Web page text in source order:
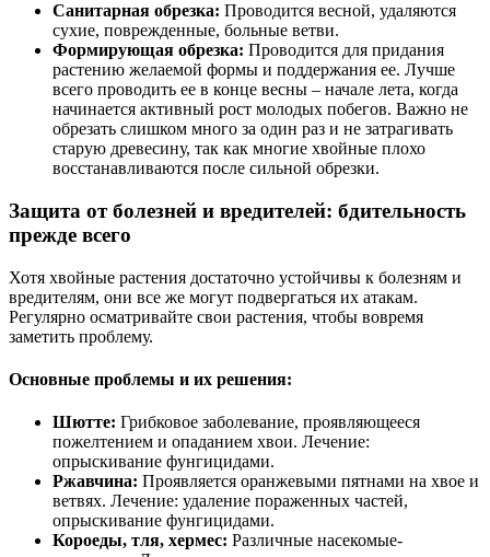
Санитарная обрезка: Проводится весной, удаляются
сухие, поврежденные, больные ветви.
Формирующая обрезка: Проводится для придания
растению желаемой формы и поддержания ее. Лучше
всего проводить ее в конце весны – начале лета, когда
начинается активный рост молодых побегов. Важно не
обрезать слишком много за один раз и не затрагивать
старую древесину, так как многие хвойные плохо
восстанавливаются после сильной обрезки.
Защита от болезней и вредителей: бдительность
прежде всего
Хотя хвойные растения достаточно устойчивы к болезням и
вредителям, они все же могут подвергаться их атакам.
Регулярно осматривайте свои растения, чтобы вовремя
заметить проблему.
Основные проблемы и их решения:
Шютте: Грибковое заболевание, проявляющееся
пожелтением и опаданием хвои. Лечение:
опрыскивание фунгицидами.
Ржавчина: Проявляется оранжевыми пятнами на хвое и
ветвях. Лечение: удаление пораженных частей,
опрыскивание фунгицидами.
Короеды, тля, хермес: Различные насекомые-